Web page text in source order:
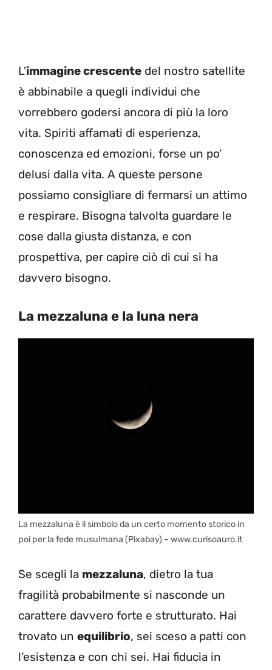
L’immagine crescente del nostro satellite
è abbinabile a quegli individui che
vorrebbero godersi ancora di più la loro
vita. Spiriti affamati di esperienza,
conoscenza ed emozioni, forse un po’
delusi dalla vita. A queste persone
possiamo consigliare di fermarsi un attimo
e respirare. Bisogna talvolta guardare le
cose dalla giusta distanza, e con
prospettiva, per capire ciò di cui si ha
davvero bisogno.
La mezzaluna e la luna nera
La mezzaluna è il simbolo da un certo momento storico in
poi per la fede musulmana (Pixabay) – www.curisoauro.it
Se scegli la mezzaluna, dietro la tua
fragilità probabilmente si nasconde un
carattere davvero forte e strutturato. Hai
trovato un equilibrio, sei sceso a patti con
l’esistenza e con chi sei. Hai fiducia in